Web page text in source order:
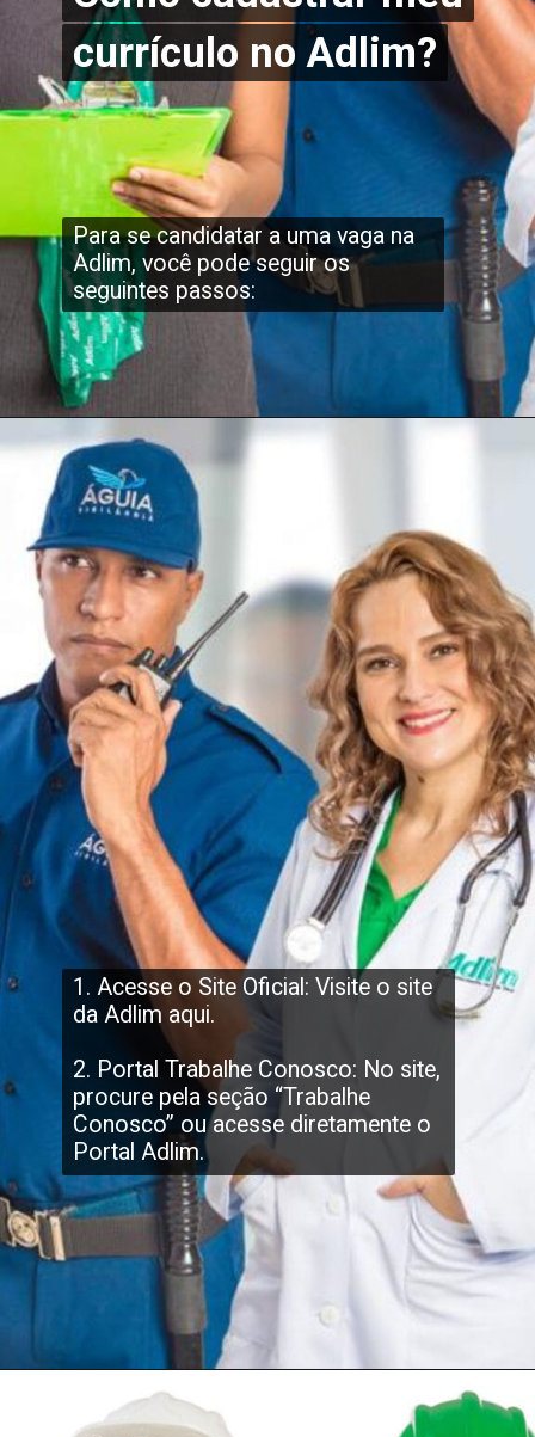
currículo no Adlim?
currículo no Adlim?
Para se candidatar a uma vaga na
Adlim, você pode seguir os
seguintes passos:
1. Acesse o Site Oficial: Visite o site
da Adlim aqui.
2. Portal Trabalhe Conosco: No site,
procure pela seção “Trabalhe
Conosco” ou acesse diretamente o
Portal Adlim.
Opening https://trabalheconosco.vixrh.com/trabalhe-conosco-adlim/